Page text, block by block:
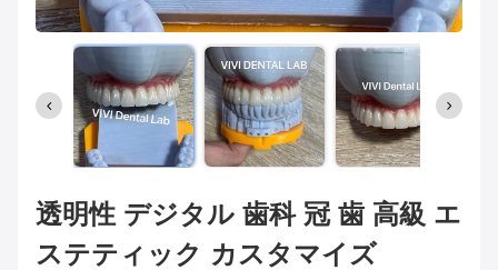
透明性 デジタル 歯科 冠 歯 高級 エ
ステティック カスタマイズ